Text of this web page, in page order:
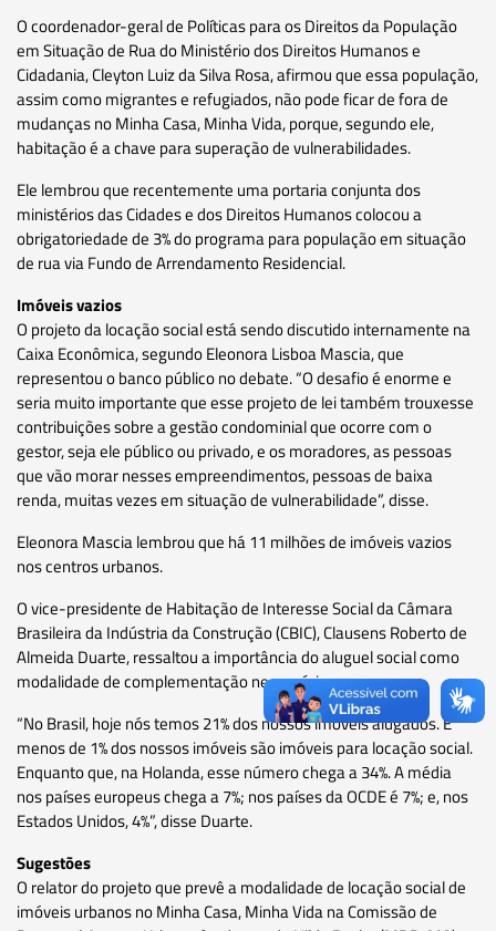
O coordenador-geral de Políticas para os Direitos da População
em Situação de Rua do Ministério dos Direitos Humanos e
Cidadania, Cleyton Luiz da Silva Rosa, afirmou que essa população,
assim como migrantes e refugiados, não pode ficar de fora de
mudanças no Minha Casa, Minha Vida, porque, segundo ele,
habitação é a chave para superação de vulnerabilidades.
Ele lembrou que recentemente uma portaria conjunta dos
ministérios das Cidades e dos Direitos Humanos colocou a
obrigatoriedade de 3% do programa para população em situação
de rua via Fundo de Arrendamento Residencial.
Imóveis vazios
O projeto da locação social está sendo discutido internamente na
Caixa Econômica, segundo Eleonora Lisboa Mascia, que
representou o banco público no debate. “O desafio é enorme e
seria muito importante que esse projeto de lei também trouxesse
contribuições sobre a gestão condominial que ocorre com o
gestor, seja ele público ou privado, e os moradores, as pessoas
que vão morar nesses empreendimentos, pessoas de baixa
renda, muitas vezes em situação de vulnerabilidade”, disse.
Eleonora Mascia lembrou que há 11 milhões de imóveis vazios
nos centros urbanos.
O vice-presidente de Habitação de Interesse Social da Câmara
Brasileira da Indústria da Construção (CBIC), Clausens Roberto de
Almeida Duarte, ressaltou a importância do aluguel social como
modalidade de complementação necessária.
“No Brasil, hoje nós temos 21% dos nossos imóveis alugados. E
menos de 1% dos nossos imóveis são imóveis para locação social.
Enquanto que, na Holanda, esse número chega a 34%. A média
nos países europeus chega a 7%; nos países da OCDE é 7%; e, nos
Estados Unidos, 4%”, disse Duarte.
Sugestões
O relator do projeto que prevê a modalidade de locação social de
imóveis urbanos no Minha Casa, Minha Vida na Comissão de